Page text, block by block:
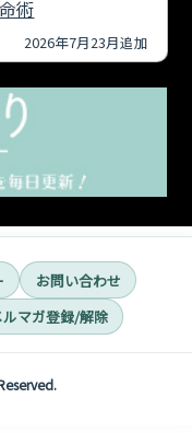
術
2026年7月23月追加
お問い合わせ
ルマガ登録/解除